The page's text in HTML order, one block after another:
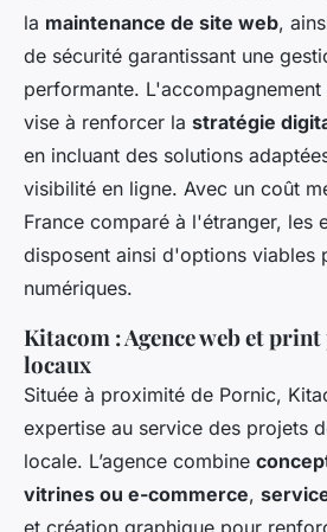
la maintenance de site web,
de sécurité garantissant une
performante.
vise à renforcer la stratégie
en incluant des solutions
visibilité en ligne. Avec un coût
France comparé à l'étranger, les
disposent ainsi d'options viables
numériques.
Kitacom : Agence web et
locaux
Située à proximité de Pornic,
expertise au service des projets
locale. L’agence combine
vitrines ou e-commerce,
et création graphique pour